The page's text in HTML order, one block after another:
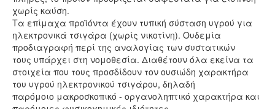
χωρίς καύση.
Τα επίμαχα προϊόντα έχουν τυπική σύσταση υγρού για
ηλεκτρονικά τσιγάρα (χωρίς νικοτίνη). Ουδεμία
προδιαγραφή περί της αναλογίας των συστατικών
τους υπάρχει στη νομοθεσία. Διαθέτουν όλα εκείνα τα
στοιχεία που τους προσδίδουν τον ουσιώδη χαρακτήρα
του υγρού ηλεκτρονικού τσιγάρου, δηλαδή
παρόμοιο μακροσκοπικό - οργανοληπτικό χαρακτήρα και